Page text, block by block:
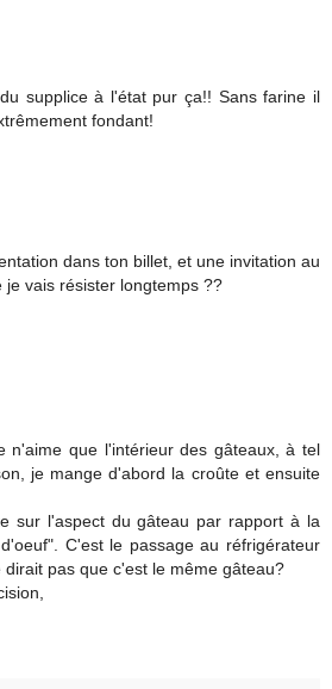
supplice à l'état pur ça!! Sans farine il
fondant!
dans ton billet, et une invitation au
je vais résister longtemps ??
n'aime que l'intérieur des gâteaux, à tel
je mange d'abord la croûte et ensuite
sur l'aspect du gâteau par rapport à la
C'est le passage au réfrigérateur
dirait pas que c'est le même gâteau?